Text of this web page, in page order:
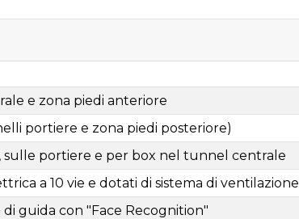
e zona piedi anteriore
portiere e zona piedi posteriore)
sulle portiere e per box nel tunnel centrale
a 10 vie e dotati di sistema di ventilazione
guida con "Face Recognition"